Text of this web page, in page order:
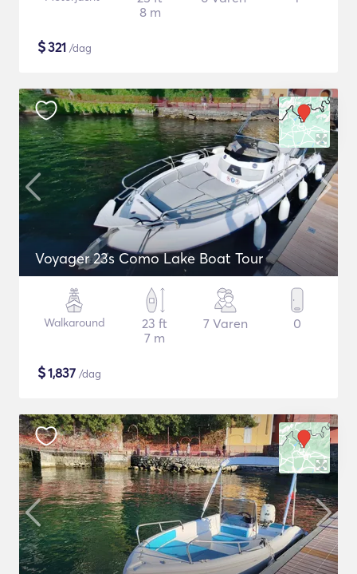
8 m
$321 /dag
Voyager 23s Como Lake Boat Tour
Walkaround
23 ft
7 m
7 Varen 0
$1,837 /dag